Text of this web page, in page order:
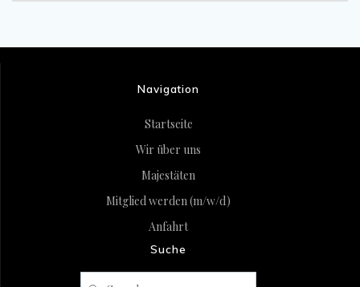
Navigation
Startseite
Wir über uns
Majestäten
Mitglied werden (m/w/d)
Anfahrt
Suche